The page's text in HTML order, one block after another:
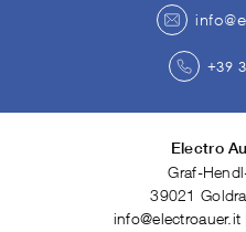
+39
Electro
Graf-
39021
info@electroauer.it